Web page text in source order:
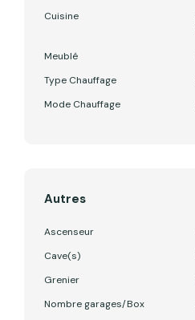
Cuisine
Meublé
Type Chauffage
Mode Chauffage
Autres
Ascenseur
Cave(s)
Grenier
Nombre garages/Box